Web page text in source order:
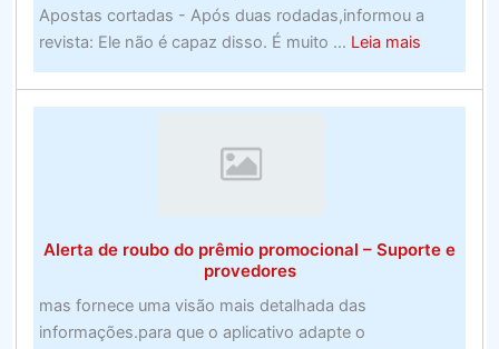
Apostas cortadas - Após duas rodadas,informou a
revista: Ele não é capaz disso. É muito ... Leia maisabout
Ainda
assim,
Alerta de roubo do prêmio promocional – Suporte e
provedores
mas fornece uma visão mais detalhada das
informações.para que o aplicativo adapte o